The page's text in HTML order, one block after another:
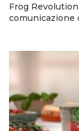
Frog
comunicazione